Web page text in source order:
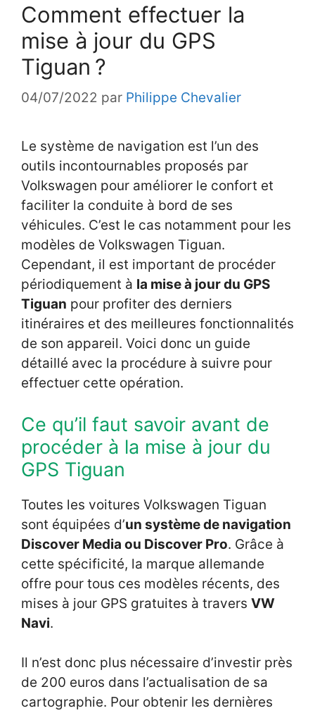
Comment effectuer la
mise à jour du GPS
Tiguan ?
04/07/2022 par Philippe Chevalier
Le système de navigation est l’un des
outils incontournables proposés par
Volkswagen pour améliorer le confort et
faciliter la conduite à bord de ses
véhicules. C’est le cas notamment pour les
modèles de Volkswagen Tiguan.
Cependant, il est important de procéder
périodiquement à la mise à jour du GPS
Tiguan pour profiter des derniers
itinéraires et des meilleures fonctionnalités
de son appareil. Voici donc un guide
détaillé avec la procédure à suivre pour
effectuer cette opération.
Ce qu’il faut savoir avant de
procéder à la mise à jour du
GPS Tiguan
Toutes les voitures Volkswagen Tiguan
sont équipées d’un système de navigation
Discover Media ou Discover Pro. Grâce à
cette spécificité, la marque allemande
offre pour tous ces modèles récents, des
mises à jour GPS gratuites à travers VW
Navi.
Il n’est donc plus nécessaire d’investir près
de 200 euros dans l’actualisation de sa
cartographie. Pour obtenir les dernières